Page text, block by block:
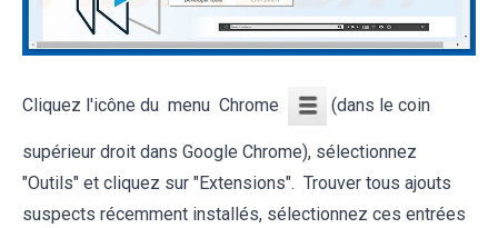
Cliquez l'icône du menu Chrome (dans le coin
supérieur droit dans Google Chrome), sélectionnez
"Outils" et cliquez sur "Extensions". Trouver tous ajouts
suspects récemment installés, sélectionnez ces entrées